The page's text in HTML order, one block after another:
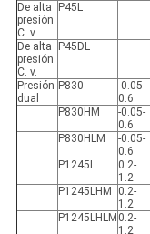
De alta
presión
C. v.
P45L
De alta
presión
C. v.
P45DL
Presión
dual
P830
-0.05-
0.6
P830HM
-0.05-
0.6
P830HLM
-0.05-
0.6
P1245L
0.2-
1.2
P1245LHM
0.2-
1.2
P1245LHLM 0.2-
1.2